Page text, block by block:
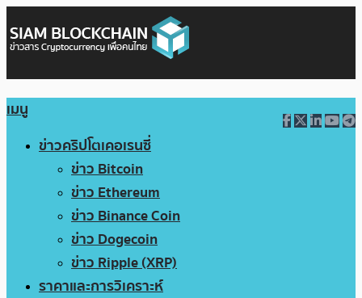
เมนู
ข่าวคริปโตเคอเรนซี่
ข่าว Bitcoin
ข่าว Ethereum
ข่าว Binance Coin
ข่าว Dogecoin
ข่าว Ripple (XRP)
ราคาและการวิเคราะห์